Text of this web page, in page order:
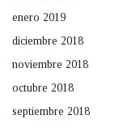
enero 2019
diciembre 2018
noviembre 2018
octubre 2018
septiembre 2018